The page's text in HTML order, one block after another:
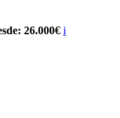
26.000€ i